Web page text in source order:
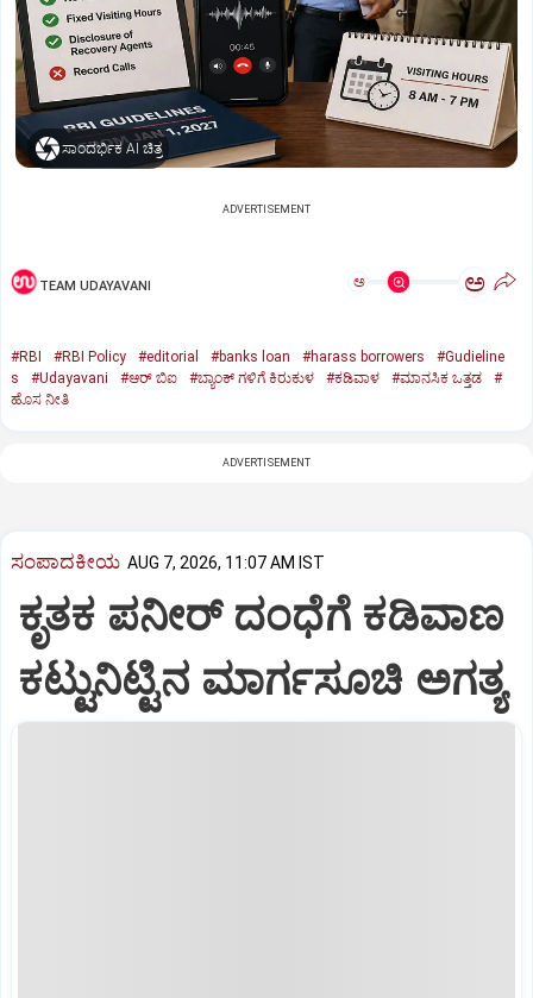
ಸಾಂದರ್ಭಿಕ AI ಚಿತ್ರ
ADVERTISEMENT
TEAM UDAYAVANI ಅ ಅ
#RBI #RBI Policy #editorial #banks loan #harass borrowers
#Gudieline
s
#Udayavani #ಆರ್‌ ಬಿಐ #ಬ್ಯಾಂಕ್‌ ಗಳಿಗೆ ಕಿರುಕುಳ #ಕಡಿವಾಳ #ಮಾನಸಿಕ ಒತ್ತಡ
#
ಹೊಸ ನೀತಿ
ADVERTISEMENT
ಸಂಪಾದಕೀಯ AUG 7, 2026, 11:07 AM IST
ಕೃತಕ ಪನೀರ್‌ ದಂಧೆಗೆ ಕಡಿವಾಣ
ಕಟ್ಟುನಿಟ್ಟಿನ ಮಾರ್ಗಸೂಚಿ ಅಗತ್ಯ